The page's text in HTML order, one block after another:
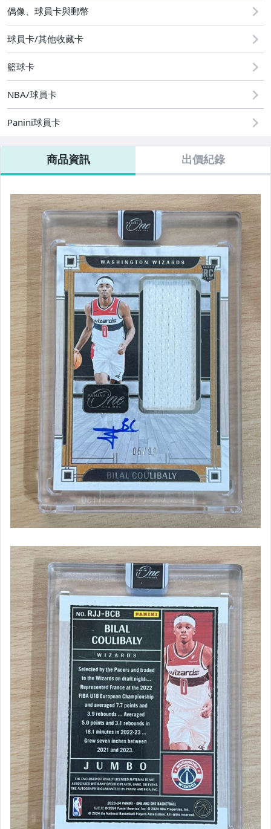
08/07 (五) 結標
08/08 (六) 結標
08/09 (日) 結標
其它
偶像、球員卡與郵幣
球員卡/其他收藏卡
籃球卡
NBA/球員卡
Panini球員卡
商品資訊 出價紀錄